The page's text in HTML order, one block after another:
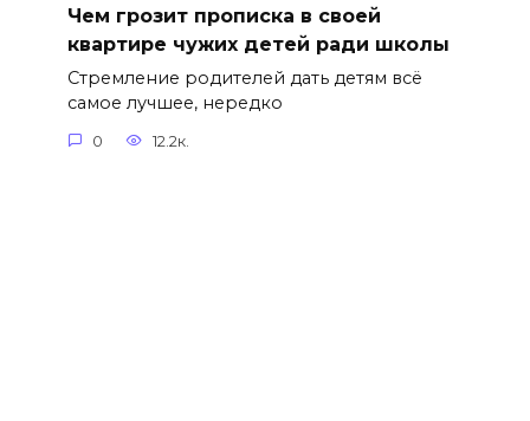
Чем грозит прописка в своей
квартире чужих детей ради школы
Стремление родителей дать детям всё
самое лучшее, нередко
0 12.2к.